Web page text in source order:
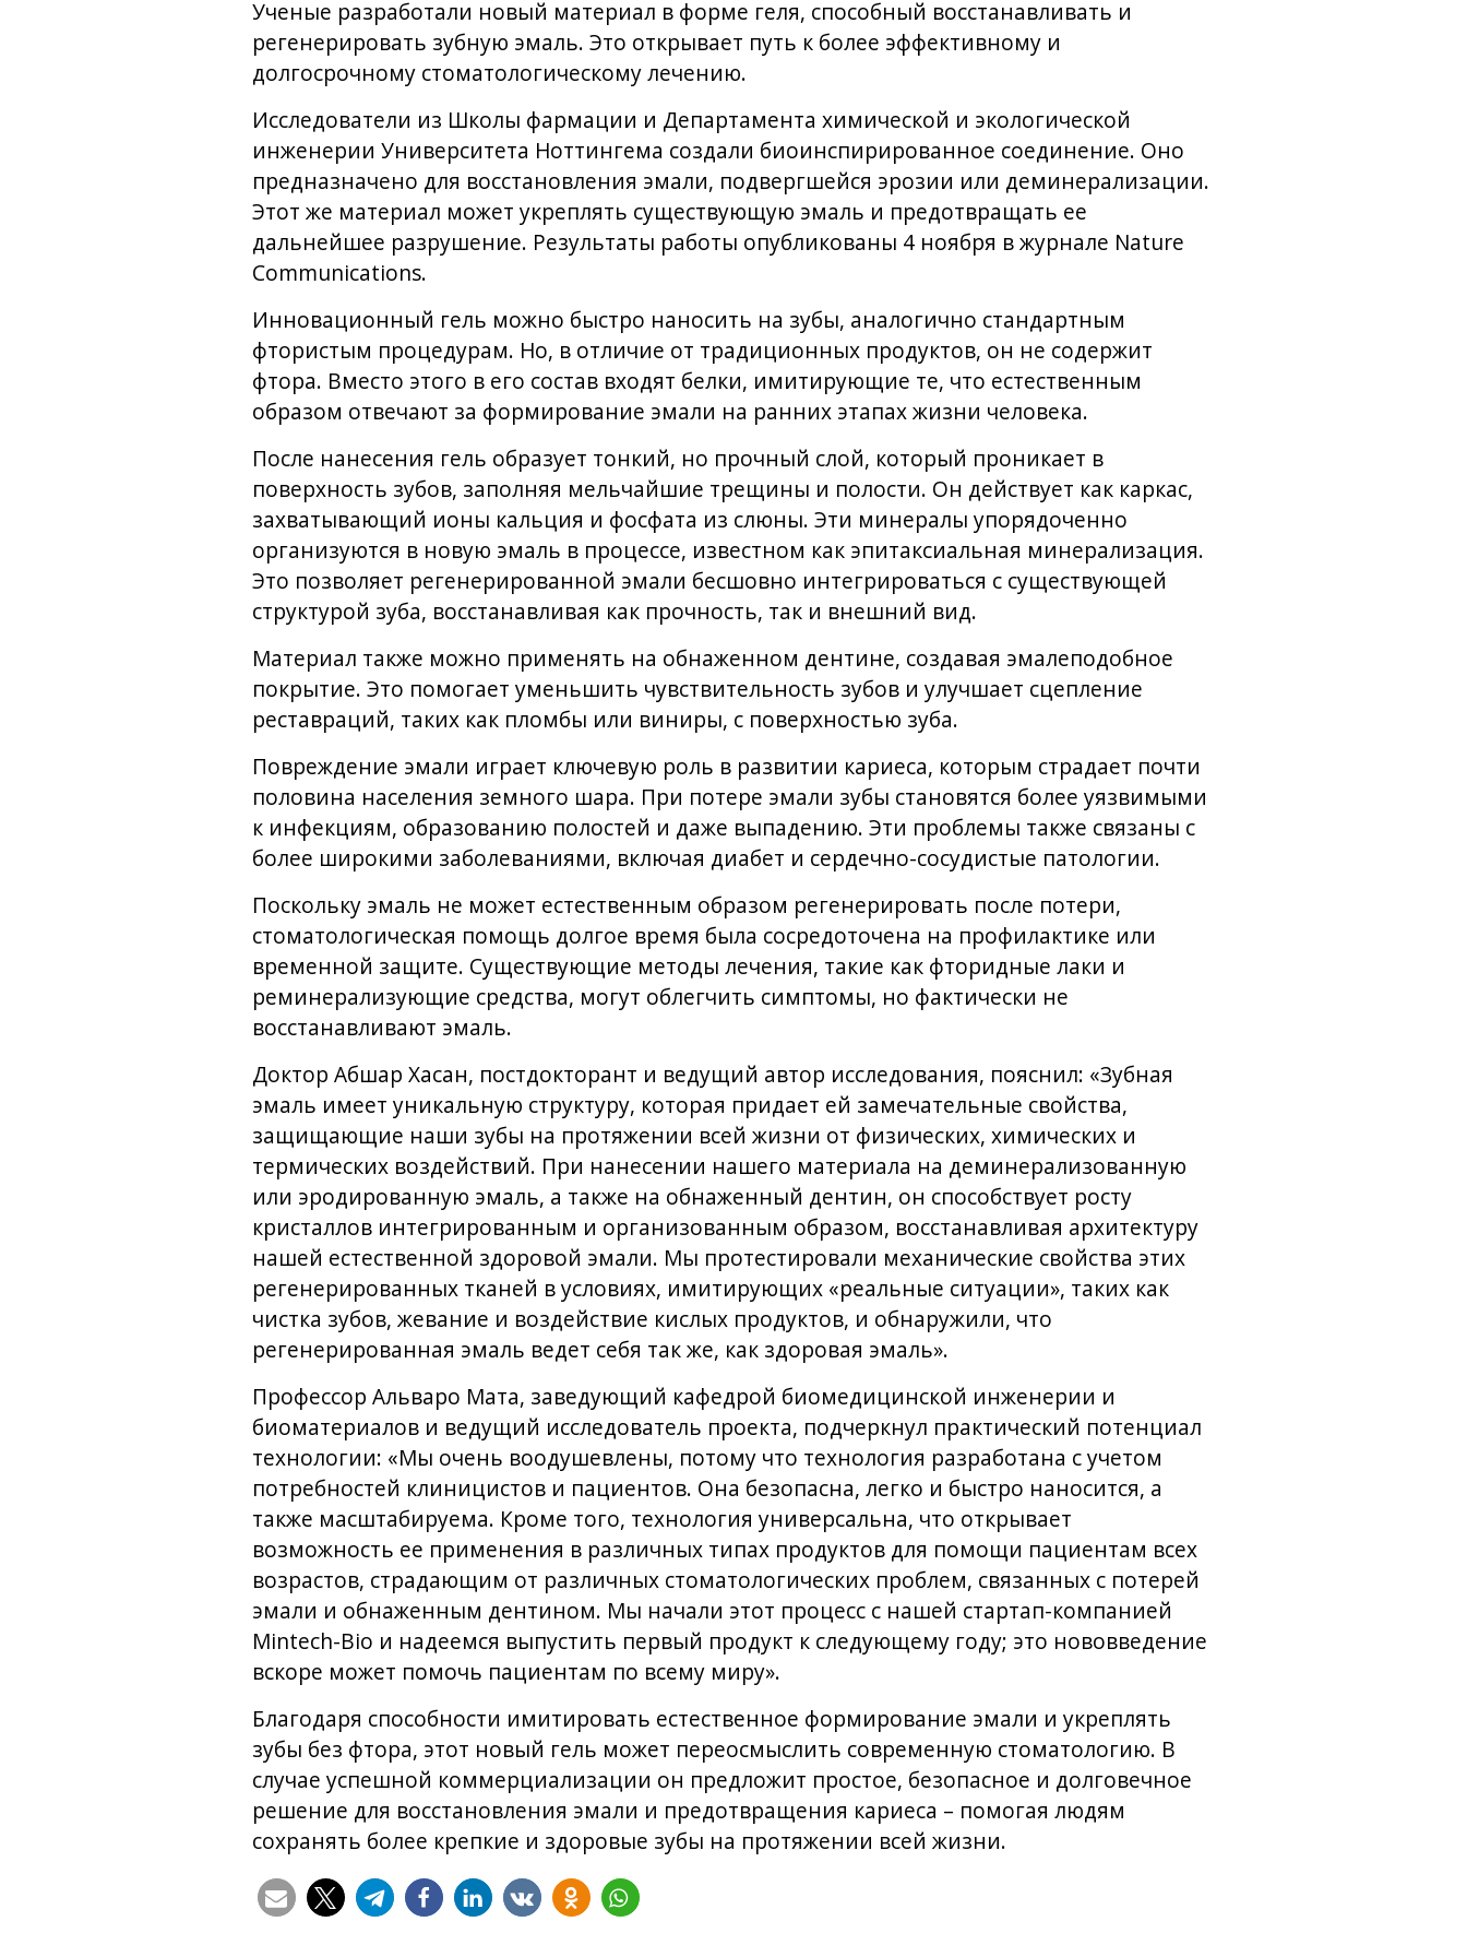
Ученые разработали новый материал в форме геля, способный восстанавливать и
регенерировать зубную эмаль. Это открывает путь к более эффективному и
долгосрочному стоматологическому лечению.
Исследователи из Школы фармации и Департамента химической и экологической
инженерии Университета Ноттингема создали биоинспирированное соединение. Оно
предназначено для восстановления эмали, подвергшейся эрозии или деминерализации.
Этот же материал может укреплять существующую эмаль и предотвращать ее
дальнейшее разрушение. Результаты работы опубликованы 4 ноября в журнале Nature
Communications.
Инновационный гель можно быстро наносить на зубы, аналогично стандартным
фтористым процедурам. Но, в отличие от традиционных продуктов, он не содержит
фтора. Вместо этого в его состав входят белки, имитирующие те, что естественным
образом отвечают за формирование эмали на ранних этапах жизни человека.
После нанесения гель образует тонкий, но прочный слой, который проникает в
поверхность зубов, заполняя мельчайшие трещины и полости. Он действует как каркас,
захватывающий ионы кальция и фосфата из слюны. Эти минералы упорядоченно
организуются в новую эмаль в процессе, известном как эпитаксиальная минерализация.
Это позволяет регенерированной эмали бесшовно интегрироваться с существующей
структурой зуба, восстанавливая как прочность, так и внешний вид.
Материал также можно применять на обнаженном дентине, создавая эмалеподобное
покрытие. Это помогает уменьшить чувствительность зубов и улучшает сцепление
реставраций, таких как пломбы или виниры, с поверхностью зуба.
Повреждение эмали играет ключевую роль в развитии кариеса, которым страдает почти
половина населения земного шара. При потере эмали зубы становятся более уязвимыми
к инфекциям, образованию полостей и даже выпадению. Эти проблемы также связаны с
более широкими заболеваниями, включая диабет и сердечно-сосудистые патологии.
Поскольку эмаль не может естественным образом регенерировать после потери,
стоматологическая помощь долгое время была сосредоточена на профилактике или
временной защите. Существующие методы лечения, такие как фторидные лаки и
реминерализующие средства, могут облегчить симптомы, но фактически не
восстанавливают эмаль.
Доктор Абшар Хасан, постдокторант и ведущий автор исследования, пояснил: «Зубная
эмаль имеет уникальную структуру, которая придает ей замечательные свойства,
защищающие наши зубы на протяжении всей жизни от физических, химических и
термических воздействий. При нанесении нашего материала на деминерализованную
или эродированную эмаль, а также на обнаженный дентин, он способствует росту
кристаллов интегрированным и организованным образом, восстанавливая архитектуру
нашей естественной здоровой эмали. Мы протестировали механические свойства этих
регенерированных тканей в условиях, имитирующих «реальные ситуации», таких как
чистка зубов, жевание и воздействие кислых продуктов, и обнаружили, что
регенерированная эмаль ведет себя так же, как здоровая эмаль».
Профессор Альваро Мата, заведующий кафедрой биомедицинской инженерии и
биоматериалов и ведущий исследователь проекта, подчеркнул практический потенциал
технологии: «Мы очень воодушевлены, потому что технология разработана с учетом
потребностей клиницистов и пациентов. Она безопасна, легко и быстро наносится, а
также масштабируема. Кроме того, технология универсальна, что открывает
возможность ее применения в различных типах продуктов для помощи пациентам всех
возрастов, страдающим от различных стоматологических проблем, связанных с потерей
эмали и обнаженным дентином. Мы начали этот процесс с нашей стартап-компанией
Mintech-Bio и надеемся выпустить первый продукт к следующему году; это нововведение
вскоре может помочь пациентам по всему миру».
Благодаря способности имитировать естественное формирование эмали и укреплять
зубы без фтора, этот новый гель может переосмыслить современную стоматологию. В
случае успешной коммерциализации он предложит простое, безопасное и долговечное
решение для восстановления эмали и предотвращения кариеса – помогая людям
сохранять более крепкие и здоровые зубы на протяжении всей жизни.